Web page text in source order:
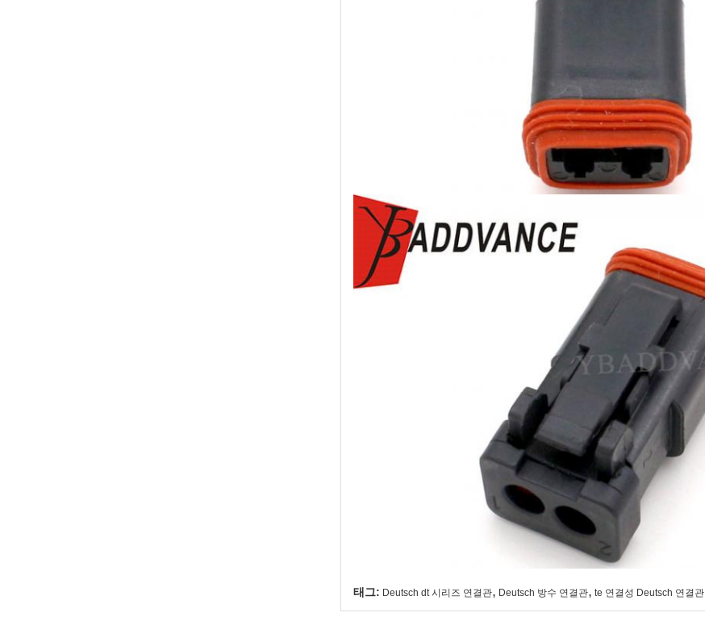
태그: Deutsch dt 시리즈 연결관, Deutsch 방수 연결관, te 연결성 Deutsch 연결관